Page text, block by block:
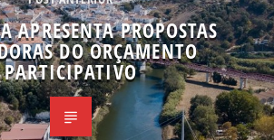
APRESENTA PROPOSTAS
DO ORÇAMENTO
PARTICIPATIVO